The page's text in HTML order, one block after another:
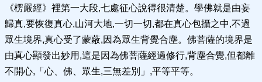
《楞嚴經》裡第一大段,七處征心說得很清楚。學佛就是由妄
歸真,要恢復真心,山河大地,一切一切,都在真心包攝之中,不過
眾生境界,真心受了蒙蔽,因為眾生背覺合塵。佛菩薩的境界是
由真心顯發出妙用,這是因為佛菩薩經過修行,背塵合覺,但都離
不開心,「心、佛、眾生,三無差別」,平等平等。